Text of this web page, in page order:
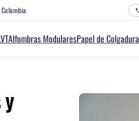
Alfombras ModularesPapel de Colgadura